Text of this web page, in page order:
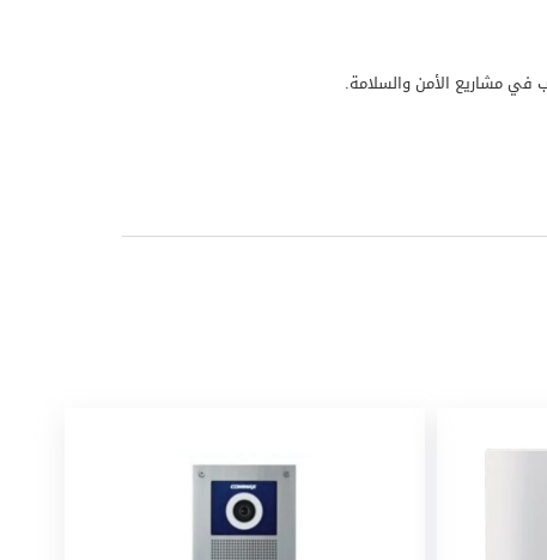
في مشاريع الأمن والسلامة.